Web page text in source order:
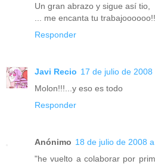
Un gran abrazo y sigue así tio,
... me encanta tu
Responder
Javi Recio 17 de julio de
Molon!!!...y eso es todo
Responder
Anónimo 18 de julio de 2008
"he vuelto a colaborar por